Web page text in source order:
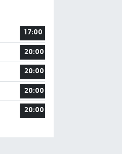
17:00
20:00
20:00
20:00
20:00